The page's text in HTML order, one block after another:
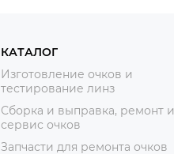
КАТАЛОГ
Изготовление очков и
тестирование линз
Сборка и выправка, ремонт и
сервис очков
Запчасти для ремонта очков